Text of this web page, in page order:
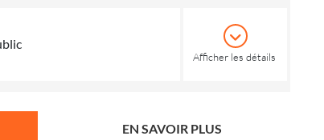
Afficher les détails
EN SAVOIR PLUS